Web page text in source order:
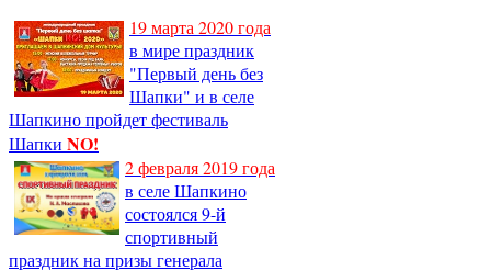
19 марта 2020 года
в мире праздник
"Первый день без
Шапки" и в селе
Шапкино пройдет фестиваль
Шапки NO!
2 февраля 2019 года
в селе Шапкино
состоялся 9-й
спортивный
праздник на призы генерала